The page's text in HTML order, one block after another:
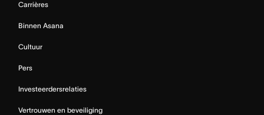
Carrières
Binnen Asana
Cultuur
Pers
Investeerdersrelaties
Vertrouwen en beveiliging